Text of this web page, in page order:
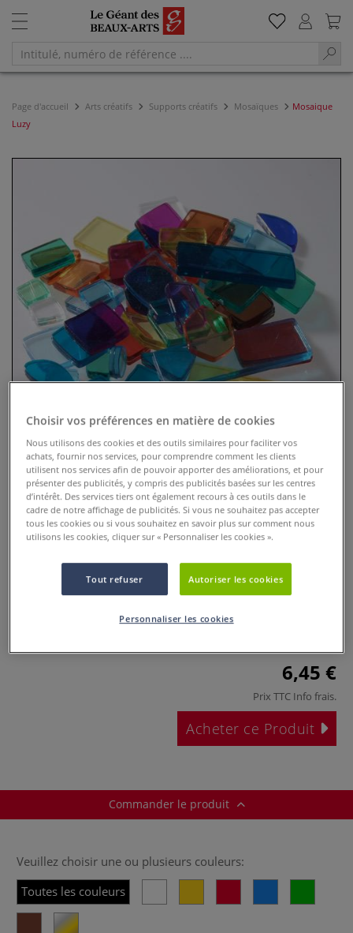
Page d'accueil Arts créatifs Supports créatifs Mosaïques
Mosaique
Luzy
Mosaique Luzy
0 Commentaires
Mosaique Luzy en plastique transparent. Formes très variés
pour réaliser de superbes objets décoratifs.
6,45 €
Prix TTC Info frais.
Acheter ce Produit
Commander le produit
Veuillez choisir une ou plusieurs couleurs:
Toutes les couleurs
Choisir vos préférences en matière de cookies
Nous utilisons des cookies et des outils similaires pour faciliter vos
achats, fournir nos services, pour comprendre comment les clients
utilisent nos services afin de pouvoir apporter des améliorations, et pour
présenter des publicités, y compris des publicités basées sur les centres
d’intérêt. Des services tiers ont également recours à ces outils dans le
cadre de notre affichage de publicités. Si vous ne souhaitez pas accepter
tous les cookies ou si vous souhaitez en savoir plus sur comment nous
utilisons les cookies, cliquer sur « Personnaliser les cookies ».
Tout refuser Autoriser les cookies
Personnaliser les cookies